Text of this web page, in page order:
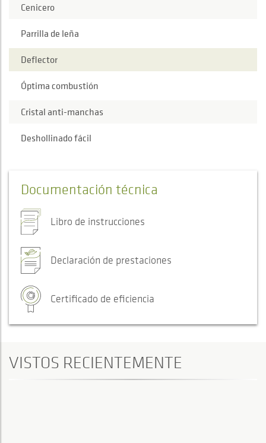
Cenicero
Parrilla de leña
Deflector
Óptima combustión
Cristal anti-manchas
Deshollinado fácil
Documentación técnica
Libro de instrucciones
Declaración de prestaciones
Certificado de eficiencia
VISTOS RECIENTEMENTE